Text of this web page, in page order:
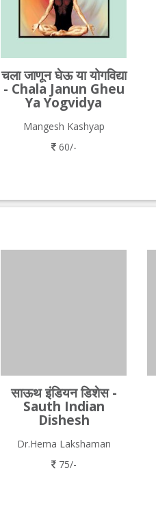
चला जाणून घेऊ या योगविद्या
- Chala Janun Gheu
Ya Yogvidya
Mangesh Kashyap
60/-
साऊथ इंडियन डिशेस -
Sauth Indian
Dishesh
Dr.Hema Lakshaman
75/-